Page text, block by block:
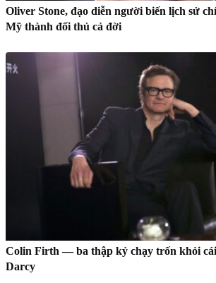
Oliver Stone, đạo diễn người biến lịch sử
Mỹ thành đối thủ cả đời
Colin Firth — ba thập kỷ chạy trốn khỏi cái
Darcy